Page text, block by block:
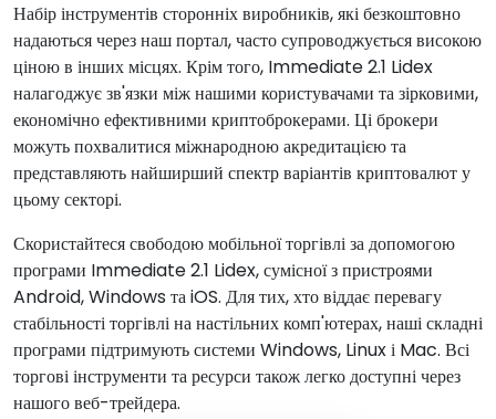
Набір інструментів сторонніх виробників, які безкоштовно
надаються через наш портал, часто супроводжується високою
ціною в інших місцях. Крім того, Immediate 2.1 Lidex
налагоджує зв'язки між нашими користувачами та зірковими,
економічно ефективними криптоброкерами. Ці брокери
можуть похвалитися міжнародною акредитацією та
представляють найширший спектр варіантів криптовалют у
цьому секторі.
Скористайтеся свободою мобільної торгівлі за допомогою
програми Immediate 2.1 Lidex, сумісної з пристроями
Android, Windows та iOS. Для тих, хто віддає перевагу
стабільності торгівлі на настільних комп'ютерах, наші складні
програми підтримують системи Windows, Linux і Mac. Всі
торгові інструменти та ресурси також легко доступні через
нашого веб-трейдера.